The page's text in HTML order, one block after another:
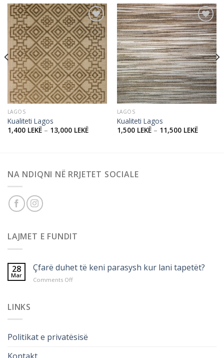
Add to
wishlist
LAGOS
Kualiteti Lagos
1,400 LEKË– 13,000 LEKË
Add to
wishlist
LAGOS
Kualiteti Lagos
1,500 LEKË– 11,500 LEKË
NA NDIQNI NË RRJETET SOCIALE
LAJMET E FUNDIT
28
Mar
Çfarë duhet të keni parasysh kur lani tapetët?
Comments Offon
lani
LINKS
Politikat e privatësisë